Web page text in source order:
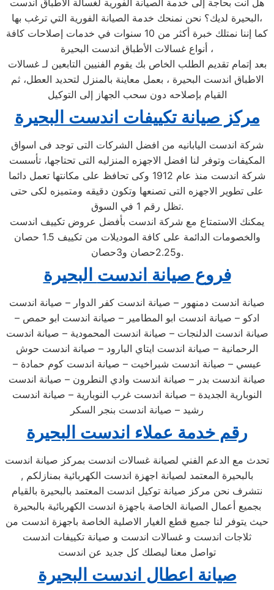
هل أنت بحاجة إلى خدمة الصيانة الفورية لغسالة الأطباق اندست
البحيرة لديك؟ نحن نمنحك خدمة الصيانة الفورية التي ترغب بها،
كما إننا نمتلك خبرة أكثر من 10 سنوات في خدمات إصلاحات كافة
أنواع غسالات الأطباق اندست البحيرة ،
بعد إتمام تقديم الطلب الخاص بك يقوم الفنيين التابعين لـ غسالات
الاطباق اندست البحيرة ، بعمل معاينة بالمنزل لتحديد العطل، ثم
القيام بإصلاحه دون سحب الجهاز إلى التوكيل
مركز صيانة تكييفات اندست البحيرة
شركة اندست اليابانيه من افضل الشركات التى توجد فى اسواق
المكيفات وتوفر لنا افضل الاجهزه المنزليه التى تحتاجها، تأسست
شركة اندست منذ عام 1912 وكى تحافظ على مكانتها تعمل دائما
على تطوير الاجهزه التى تصنعها وتكون دقيقه ومتميزه لكى حتى
تظل رقم 1 في السوق.
يمكنك الاستمتاع مع شركة اندست بأفضل عروض تكييف اندست
والخصومات الدائمة على كافة الموديلات من تكييف 1.5 حصان
و2.25حصان و3حصان.
فروع صيانة اندست البحيرة
صيانة اندست دمنهور – صيانة اندست كفر الدوار – صيانة اندست
ادكو – صيانة اندست ابو المطامير – صيانة اندست ابو حمص –
صيانة اندست الدلنجات – صيانة اندست المحمودية – صيانة اندست
الرحمانية – صيانة اندست ايتاي البارود – صيانة اندست حوش
عيسي – صيانة اندست شبراخيت – صيانة اندست كوم حمادة –
صيانة اندست بدر – صيانة اندست وادي النطرون – صيانة اندست
النوبارية الجديدة – صيانة اندست غرب النوبارية – صيانة اندست
رشيد – صيانة اندست بنجر السكر
رقم خدمة عملاء اندست البحيرة
تحدث مع الدعم الفني لصيانة غسالات اندست بمركز صيانة اندست
بالبحيرة المعتمد لصيانة اجهزة اندست الكهربائية بمنازلكم ,
نتشرف نحن مركز صيانة توكيل اندست المعتمد بالبحيرة بالقيام
بجميع أعمال الصيانة الخاصة باجهزة اندست الكهربائية بالبحيرة
حيث يتوفر لنا جميع قطع الغيار الاصلية الخاصة باجهزة اندست من
ثلاجات اندست و غسالات اندست و صيانة تكييفات اندست
تواصل معنا ليصلك كل جديد عن اندست
صيانة اعطال اندست البحيرة